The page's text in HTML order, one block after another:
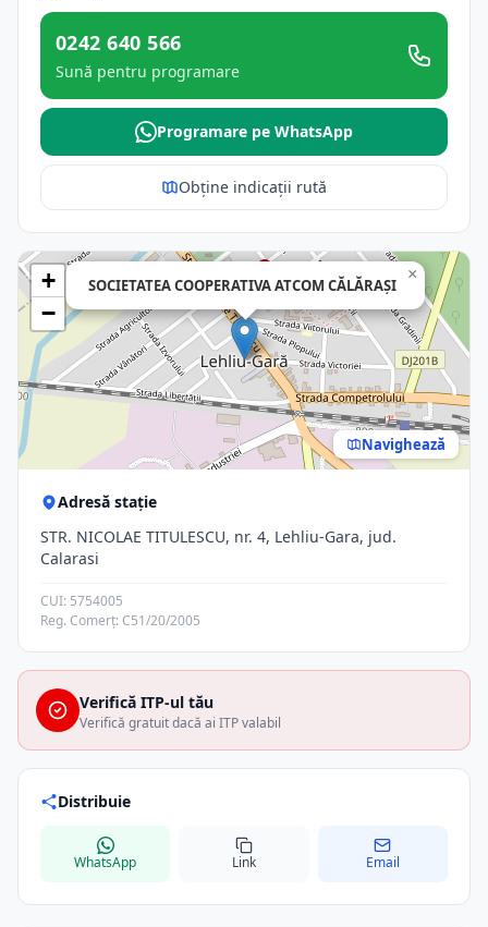
0242 640 566
Sună pentru programare
Programare pe WhatsApp
Obține indicații rută
SOCIETATEA COOPERATIVA ATCOM CĂLĂRAŞI
×
+
−
Navighează
Adresă stație
STR. NICOLAE TITULESCU, nr. 4, Lehliu-Gara, jud.
Calarasi
CUI: 5754005
Reg. Comerț: C51/20/2005
Verifică ITP-ul tău
Verifică gratuit dacă ai ITP valabil
Distribuie
WhatsApp Link Email